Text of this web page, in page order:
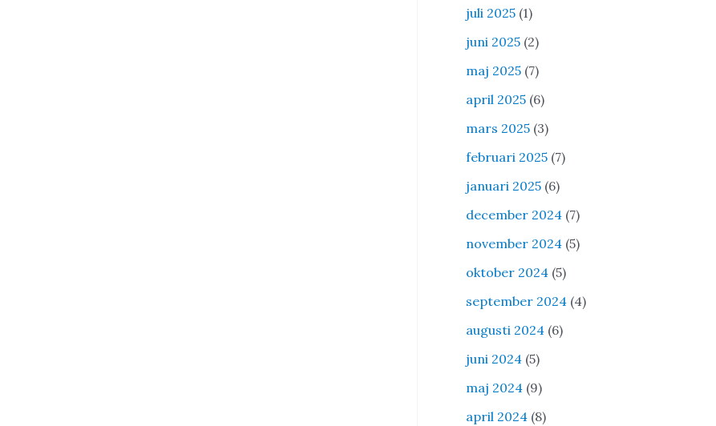
juli 2025 (1)
juni 2025 (2)
maj 2025 (7)
april 2025 (6)
mars 2025 (3)
februari 2025 (7)
januari 2025 (6)
december 2024 (7)
november 2024 (5)
oktober 2024 (5)
september 2024 (4)
augusti 2024 (6)
juni 2024 (5)
maj 2024 (9)
april 2024 (8)